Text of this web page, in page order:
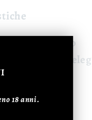
Rosa cerasuolo
Fruttato ed
sapido
18 anni.